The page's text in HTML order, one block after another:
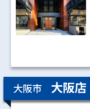
大阪市 大阪店